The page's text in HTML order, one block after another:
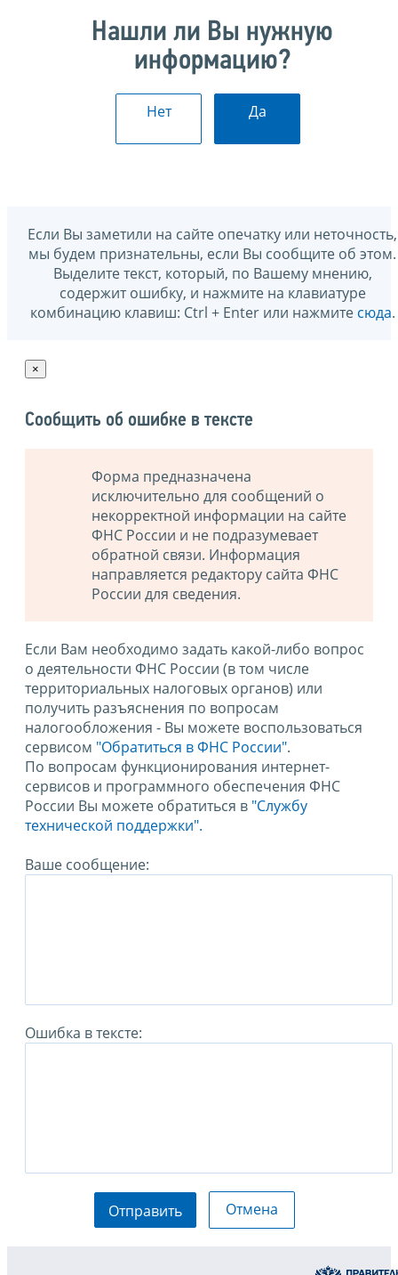
Нашли ли Вы нужную
информацию?
Нет Да
Если Вы заметили на сайте опечатку или неточность,
мы будем признательны, если Вы сообщите об этом.
Выделите текст, который, по Вашему мнению,
содержит ошибку, и нажмите на клавиатуре
комбинацию клавиш: Ctrl + Enter или нажмите сюда.
×
Сообщить об ошибке в тексте
Форма предназначена
исключительно для сообщений о
некорректной информации на сайте
ФНС России и не подразумевает
обратной связи. Информация
направляется редактору сайта ФНС
России для сведения.
Если Вам необходимо задать какой-либо вопрос
о деятельности ФНС России (в том числе
территориальных налоговых органов) или
получить разъяснения по вопросам
налогообложения - Вы можете воспользоваться
сервисом "Обратиться в ФНС России".
По вопросам функционирования интернет-
сервисов и программного обеспечения ФНС
России Вы можете обратиться в "Службу
технической поддержки".
Ваше сообщение:
Ошибка в тексте:
Отправить Отмена